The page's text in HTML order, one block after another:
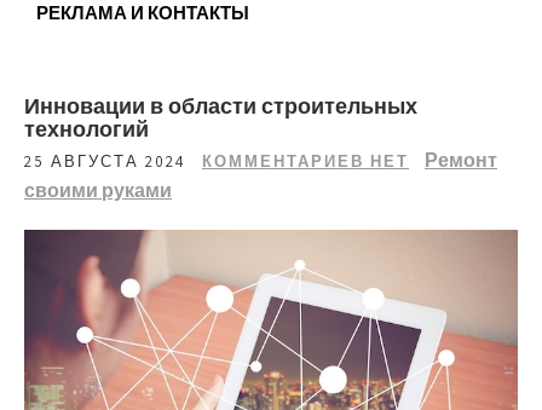
РЕКЛАМА И КОНТАКТЫ
Инновации в области строительных
технологий
25 АВГУСТА 2024 КОММЕНТАРИЕВ НЕТ
Ремонт
своими руками